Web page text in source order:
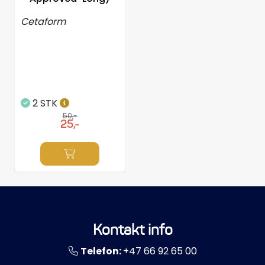
Cetaform
2 STK
50,-
25,-
Kontakt info
Telefon:+47 66 92 65 00
Propeller